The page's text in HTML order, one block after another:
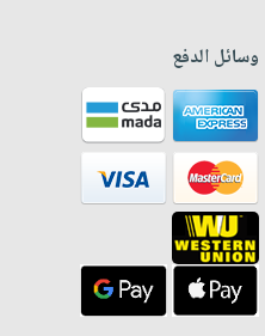
وسائل الدفع